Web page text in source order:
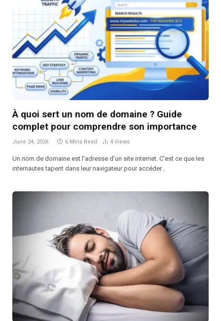
À quoi sert un nom de domaine ? Guide
complet pour comprendre son importance
June 24, 2026 6 Mins Read 4 Views
Un nom de domaine est l’adresse d’un site internet. C’est ce que les
internautes tapent dans leur navigateur pour accéder…